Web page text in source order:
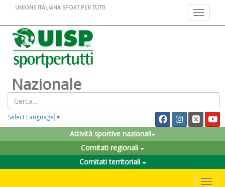
Toggle
UNIONE ITALIANA SPORT PER TUTTI
Nazionale
Select Language ▼
Attività sportive nazionali
Comitati regionali
Comitati territoriali